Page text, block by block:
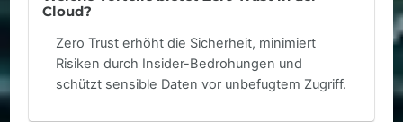
Cloud?
Zero Trust erhöht die Sicherheit, minimiert
Risiken durch Insider-Bedrohungen und
schützt sensible Daten vor unbefugtem Zugriff.